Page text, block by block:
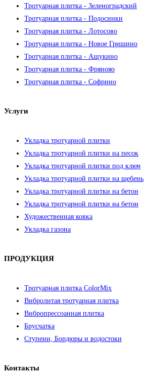
Тротуарная плитка - Зеленоградский
Тротуарная плитка - Подосинки
Тротуарная плитка - Лотосово
Тротуарная плитка - Новое Гришино
Тротуарная плитка - Ащукино
Тротуарная плитка - Фрянояо
Тротуарная плитка - Софрино
Услуги
Укладка тротуарной плитки
Укладка тротуарной плитки на песок
Укладка тротуарной плитки под ключ
Укладка тротуарной плитки на щебень
Укладка тротуарной плитки на бетон
Укладка тротуарной плитки на бетон
Художественная ковка
Укладка газона
ПРОДУКЦИЯ
Тротуарная плитка ColorMix
Вибролитая тротуарная плитка
Вибропрессоанная плитка
Брусчатка
Ступени, Бордюры и водостоки
Контакты